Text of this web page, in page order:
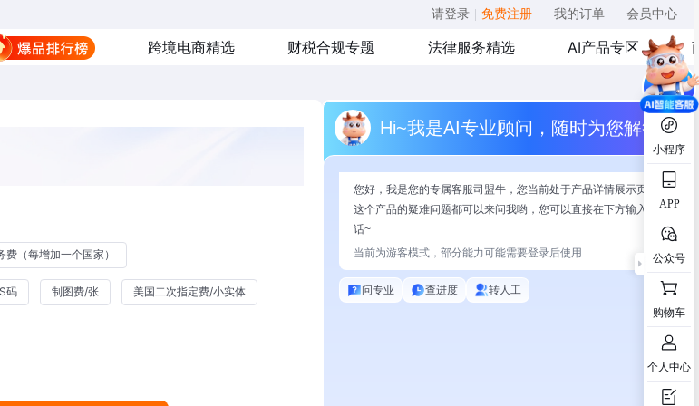
请登录 免费注册 我的订单 会员中心
小程序
APP
公众号
购物车
个人中心
跨境电商精选 财税合规专题 法律服务精选 AI产品专区
费（每增加一个国家）
码 制图费/张 美国二次指定费/小实体
Hi~我是AI专业顾问，随时为您解答
您好，我是您的专属客服司盟牛，您当前处于产品详情展示页面，有关
这个产品的疑难问题都可以来问我哟，您可以直接在下方输入问题开始
话~
当前为游客模式，部分能力可能需要登录后使用
问专业 查进度 转人工